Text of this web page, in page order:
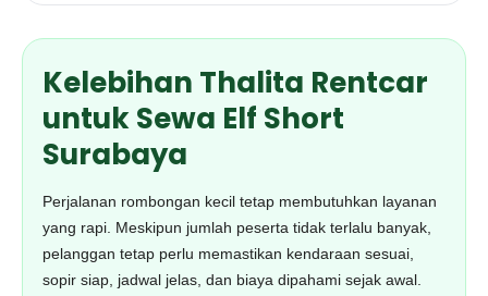
Kelebihan Thalita Rentcar
untuk Sewa Elf Short
Surabaya
Perjalanan rombongan kecil tetap membutuhkan layanan
yang rapi. Meskipun jumlah peserta tidak terlalu banyak,
pelanggan tetap perlu memastikan kendaraan sesuai,
sopir siap, jadwal jelas, dan biaya dipahami sejak awal.